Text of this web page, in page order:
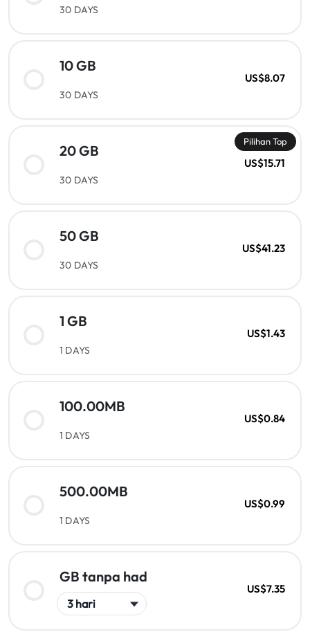
30 DAYS
10 GB
30 DAYS
US$8.07
Pilihan Top
20 GB
30 DAYS
US$15.71
50 GB
30 DAYS
US$41.23
1 GB
1 DAYS
US$1.43
100.00MB
1 DAYS
US$0.84
500.00MB
1 DAYS
US$0.99
GB tanpa had
US$7.35